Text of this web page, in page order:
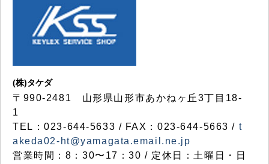
(株)タケダ
〒990-2481 山形県山形市あかねヶ丘3丁目18-
1
TEL：023-644-5633 / FAX：023-644-5663 / t
akeda02-ht@yamagata.email.ne.jp
営業時間：8：30〜17：30 / 定休日：土曜日・日